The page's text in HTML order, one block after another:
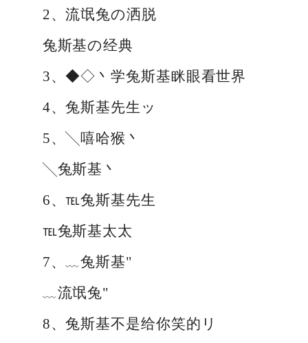
2、流氓兔の洒脱
兔斯基の经典
3、◆◇丶学兔斯基眯眼看世界
4、兔斯基先生ッ
5、╲嘻哈猴丶
╲兔斯基丶
6、℡兔斯基先生
℡兔斯基太太
7、﹏兔斯基"
﹏流氓兔"
8、兔斯基不是给你笑的リ